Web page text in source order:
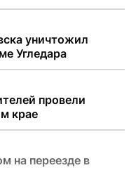
уничтожил
Угледара
провели
крае
на переезде в